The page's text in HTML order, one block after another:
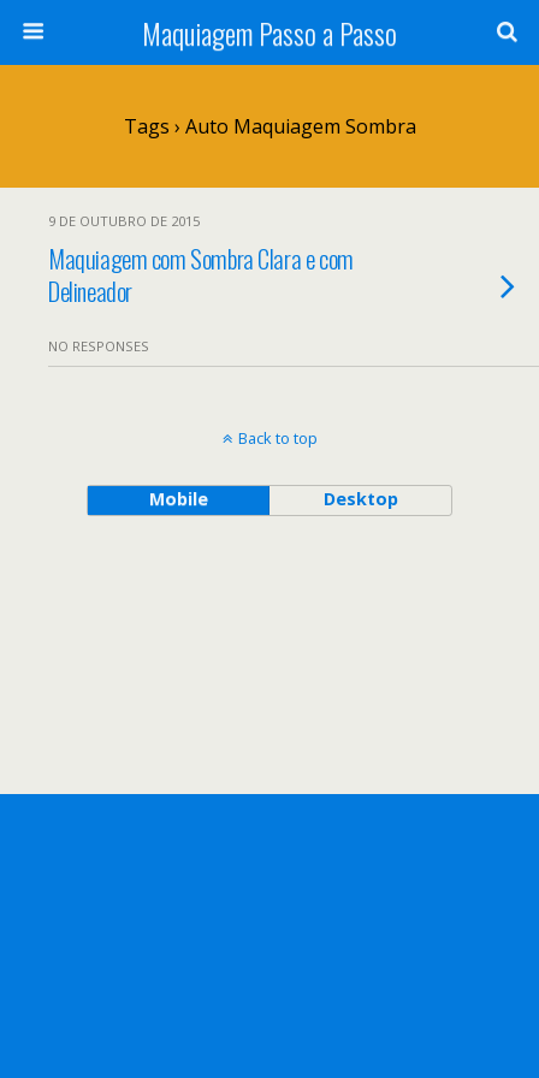
Maquiagem Passo a Passo
Tags › Auto Maquiagem Sombra
9 DE OUTUBRO DE 2015
Maquiagem com Sombra Clara e com
Delineador
NO RESPONSES
Back to top
Mobile Desktop